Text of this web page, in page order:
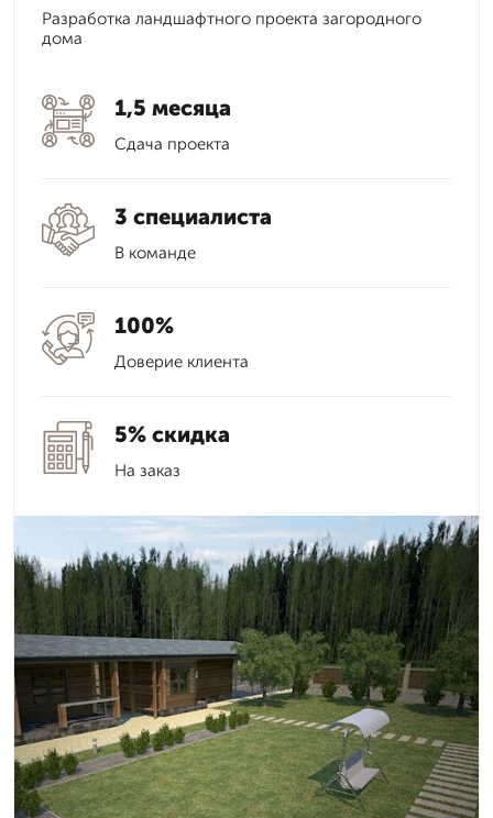
Разработка ландшафтного проекта загородного
дома
1,5 месяца
Сдача проекта
3 специалиста
В команде
100%
Доверие клиента
5% скидка
На заказ